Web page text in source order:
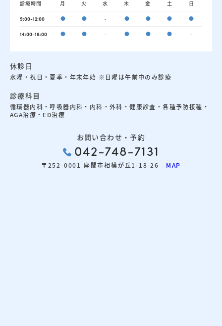
診療時間 月 火 水 木 金 土 日
9:00-12:00 ● ● - ● ● ● ●
14:00-18:00 ● ● - ● ● ● -
休診日
水曜・祝日・夏季・年末年始 ※日曜は午前中のみ診療
診療科目
循環器内科・呼吸器内科・内科・外科・健康診査・各種予防接種・
AGA治療・ED治療
お問い合わせ・予約
042-748-7131
〒252-0001 座間市相模が丘1-18-26 MAP